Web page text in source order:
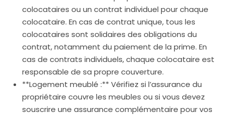
colocataires ou un contrat individuel pour chaque
colocataire. En cas de contrat unique, tous les
colocataires sont solidaires des obligations du
contrat, notamment du paiement de la prime. En
cas de contrats individuels, chaque colocataire est
responsable de sa propre couverture.
**Logement meublé :** Vérifiez si l’assurance du
propriétaire couvre les meubles ou si vous devez
souscrire une assurance complémentaire pour vos